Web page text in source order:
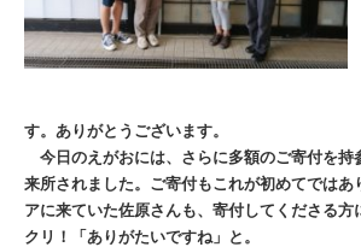
す。ありがとうございます。
今日のえがおには、さらに多額のご寄付を持
来所されました。ご寄付もこれが初めてではあ
アに来ていた佐原さんも、寄付してくださる方
クリ！「ありがたいですね」と。